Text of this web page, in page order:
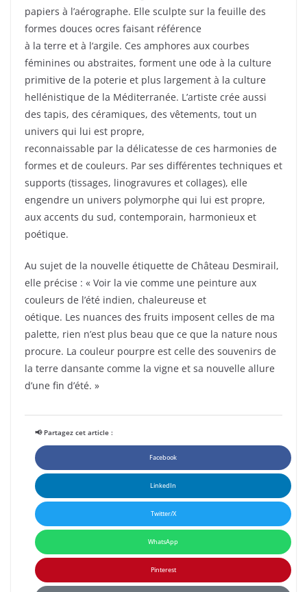
papiers à l’aérographe. Elle sculpte sur la feuille des
formes douces ocres faisant référence
à la terre et à l‘argile. Ces amphores aux courbes
féminines ou abstraites, forment une ode à la culture
primitive de la poterie et plus largement à la culture
hellénistique de la Méditerranée. L’artiste crée aussi
des tapis, des céramiques, des vêtements, tout un
univers qui lui est propre,
reconnaissable par la délicatesse de ces harmonies de
formes et de couleurs. Par ses différentes techniques et
supports (tissages, linogravures et collages), elle
engendre un univers polymorphe qui lui est propre,
aux accents du sud, contemporain, harmonieux et
poétique.
Au sujet de la nouvelle étiquette de Château Desmirail,
elle précise : « Voir la vie comme une peinture aux
couleurs de l’été indien, chaleureuse et
oétique. Les nuances des fruits imposent celles de ma
palette, rien n’est plus beau que ce que la nature nous
procure. La couleur pourpre est celle des souvenirs de
la terre dansante comme la vigne et sa nouvelle allure
d’une fin d’été. »
📢 Partagez cet article :
Facebook
LinkedIn
Twitter/X
WhatsApp
Pinterest